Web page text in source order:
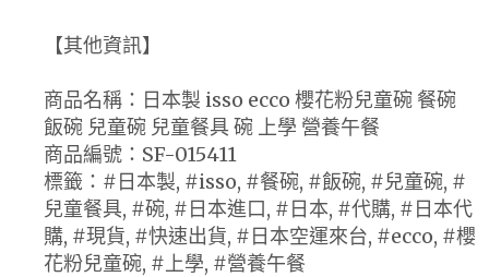
【其他資訊】
商品名稱：日本製 isso ecco 櫻花粉兒童碗 餐碗
飯碗 兒童碗 兒童餐具 碗 上學 營養午餐
商品編號：SF-015411
標籤：#日本製, #isso, #餐碗, #飯碗, #兒童碗, #
兒童餐具, #碗, #日本進口, #日本, #代購, #日本代
購, #現貨, #快速出貨, #日本空運來台, #ecco, #櫻
花粉兒童碗, #上學, #營養午餐